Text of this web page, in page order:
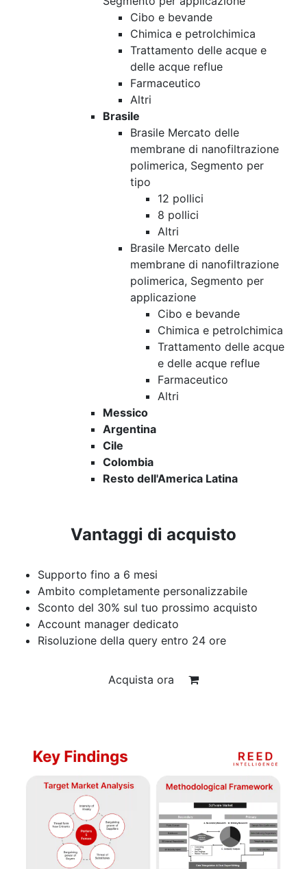
Cibo e bevande
Chimica e petrolchimica
Trattamento delle acque e
delle acque reflue
Farmaceutico
Altri
Brasile
Brasile Mercato delle
membrane di nanofiltrazione
polimerica, Segmento per
tipo
12 pollici
8 pollici
Altri
Brasile Mercato delle
membrane di nanofiltrazione
polimerica, Segmento per
applicazione
Cibo e bevande
Chimica e petrolchimica
Trattamento delle acque
e delle acque reflue
Farmaceutico
Altri
Messico
Argentina
Cile
Colombia
Resto dell'America Latina
Vantaggi di acquisto
Supporto fino a 6 mesi
Ambito completamente personalizzabile
Sconto del 30% sul tuo prossimo acquisto
Account manager dedicato
Risoluzione della query entro 24 ore
Acquista ora